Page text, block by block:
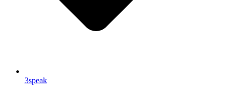
3speak